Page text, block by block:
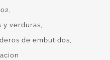
y verduras
de embutidos